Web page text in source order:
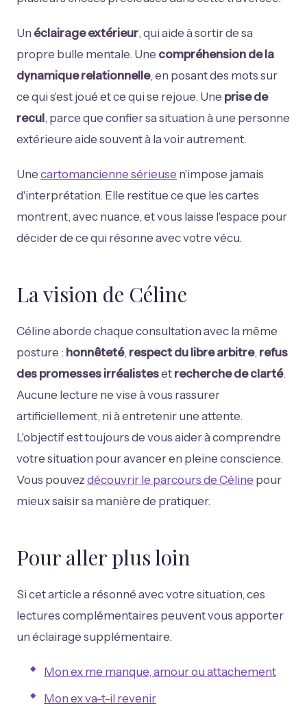
Un éclairage extérieur, qui aide à sortir de sa
propre bulle mentale. Une compréhension de la
dynamique relationnelle, en posant des mots sur
ce qui s'est joué et ce qui se rejoue. Une prise de
recul, parce que confier sa situation à une personne
extérieure aide souvent à la voir autrement.
Une cartomancienne sérieuse n'impose jamais
d'interprétation. Elle restitue ce que les cartes
montrent, avec nuance, et vous laisse l'espace pour
décider de ce qui résonne avec votre vécu.
La vision de Céline
Céline aborde chaque consultation avec la même
posture : honnêteté, respect du libre arbitre, refus
des promesses irréalisteset recherche de clarté.
Aucune lecture ne vise à vous rassurer
artificiellement, ni à entretenir une attente.
L'objectif est toujours de vous aider à comprendre
votre situation pour avancer en pleine conscience.
Vous pouvez découvrir le parcours de Céline pour
mieux saisir sa manière de pratiquer.
Pour aller plus loin
Si cet article a résonné avec votre situation, ces
lectures complémentaires peuvent vous apporter
un éclairage supplémentaire.
Mon ex me manque, amour ou attachement
Mon ex va-t-il revenir